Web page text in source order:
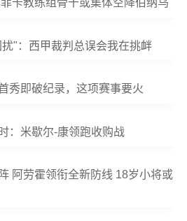
卡教练组骨干或集体空降伯纳乌
"：西甲裁判总误会我在挑衅
秀即破纪录，这项赛事要火
：米歇尔-康领跑收购战
阿劳霍领衔全新防线 18岁小将或